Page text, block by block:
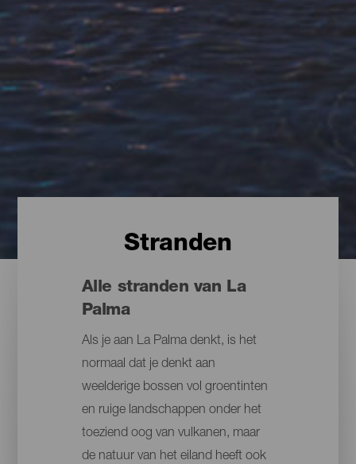
Stranden
Alle stranden van La
Palma
Als je aan La Palma denkt, is het
normaal dat je denkt aan
weelderige bossen vol groentinten
en ruige landschappen onder het
toeziend oog van vulkanen, maar
de natuur van het eiland heeft ook